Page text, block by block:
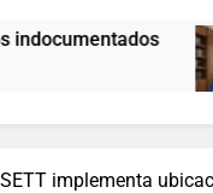
6
implementa